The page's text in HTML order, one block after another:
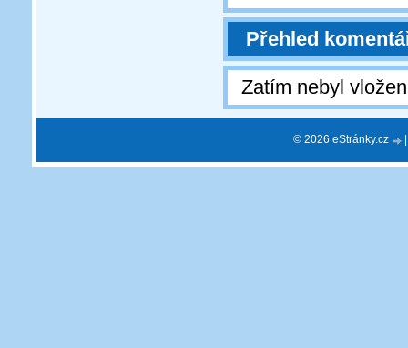
Přehled
Zatím nebyl
© 2026 eStránky.cz